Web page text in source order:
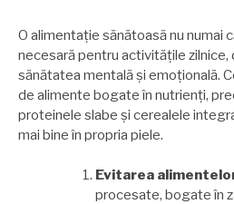
O alimentație sănătoasă nu numai
necesară pentru activitățile zilnice,
sănătatea mentală și emoțională.
de alimente bogate în nutrienți,
proteinele slabe și cerealele
mai bine în propria piele.
Evitarea
procesate, bogate în